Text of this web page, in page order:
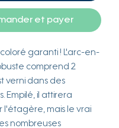
et payer
garanti ! L'arc-en-
comprend 2
verni dans des
Empilé, il attirera
l'étagère, mais le vrai
nombreuses